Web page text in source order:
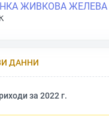
ЖИВКОВА ЖЕЛЕВА
ДАННИ
за 2022 г.